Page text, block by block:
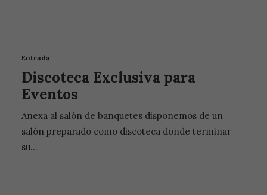
Entrada
Discoteca Exclusiva para
Eventos
Anexa al salón de banquetes disponemos de un
salón preparado como discoteca donde terminar
su…